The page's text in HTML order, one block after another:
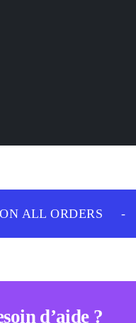
ALL ORDERS
d’aide ?